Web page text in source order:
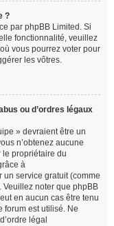
?
par phpBB Limited. Si
fonctionnalité, veuillez
vous pourrez voter pour
les vôtres.
ou d’ordres légaux
» devraient être un
n’obtenez aucune
le propriétaire du
à
un service gratuit (comme
Veuillez noter que phpBB
en aucun cas être tenu
forum est utilisé. Ne
légal